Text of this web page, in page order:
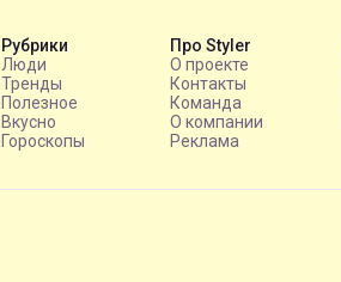
Рубрики
Люди
Тренды
Полезное
Вкусно
Гороскопы
Про Styler
О проекте
Контакты
Команда
О компании
Реклама